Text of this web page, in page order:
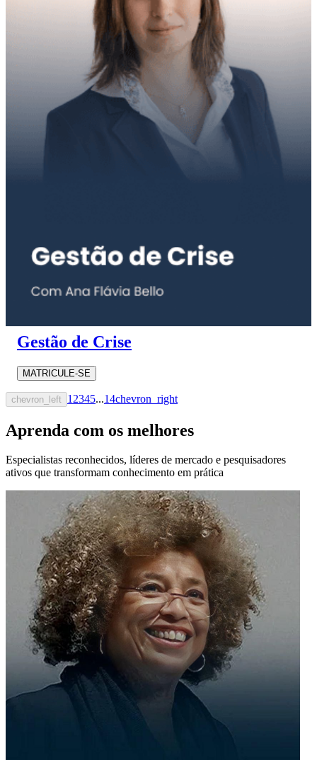
Gestão de Crise
MATRICULE-SE
chevron_left 1 2345...14chevron_right
Aprenda com os melhores
Especialistas reconhecidos, líderes de mercado e pesquisadores
ativos que transformam conhecimento em prática